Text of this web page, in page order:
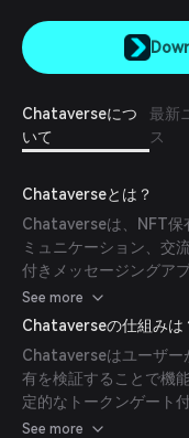
Chataverseにつ
いて
最新
ス
Chataverseとは？
Chataverseは、NFT保
ミュニケーション、交
付きメッセージングア
ォームで見られる一般
証、オンチェーン投票
See more
Chataverseの仕組みは
Chataverseはユーザー
有を検証することで機
定的なトークンゲート
スできます。ユーザー
See more